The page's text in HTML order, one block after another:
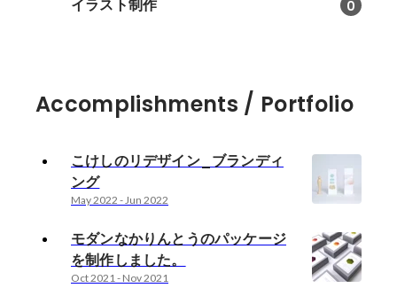
イラスト制作 0
Accomplishments / Portfolio
こけしのリデザイン_ブランディ
ング
May 2022 -Jun 2022
モダンなかりんとうのパッケージ
を制作しました。
Oct 2021- Nov 2021